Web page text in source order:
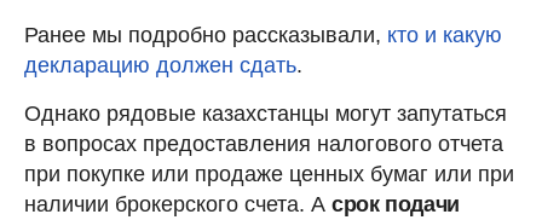
Ранее мы подробно рассказывали, кто и какую
декларацию должен сдать.
Однако рядовые казахстанцы могут запутаться
в вопросах предоставления налогового отчета
при покупке или продаже ценных бумаг или при
наличии брокерского счета. А срок подачи